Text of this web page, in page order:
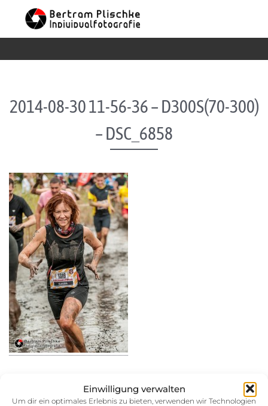
Einwilligung verwalten
Um dir ein optimales Erlebnis zu bieten, verwenden wir Technologien
Skip to content
2014-08-30 11-56-36 – D300S(70-300)
– DSC_6858